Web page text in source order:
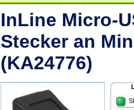
InLine Micro-
Stecker an
(KA24776)